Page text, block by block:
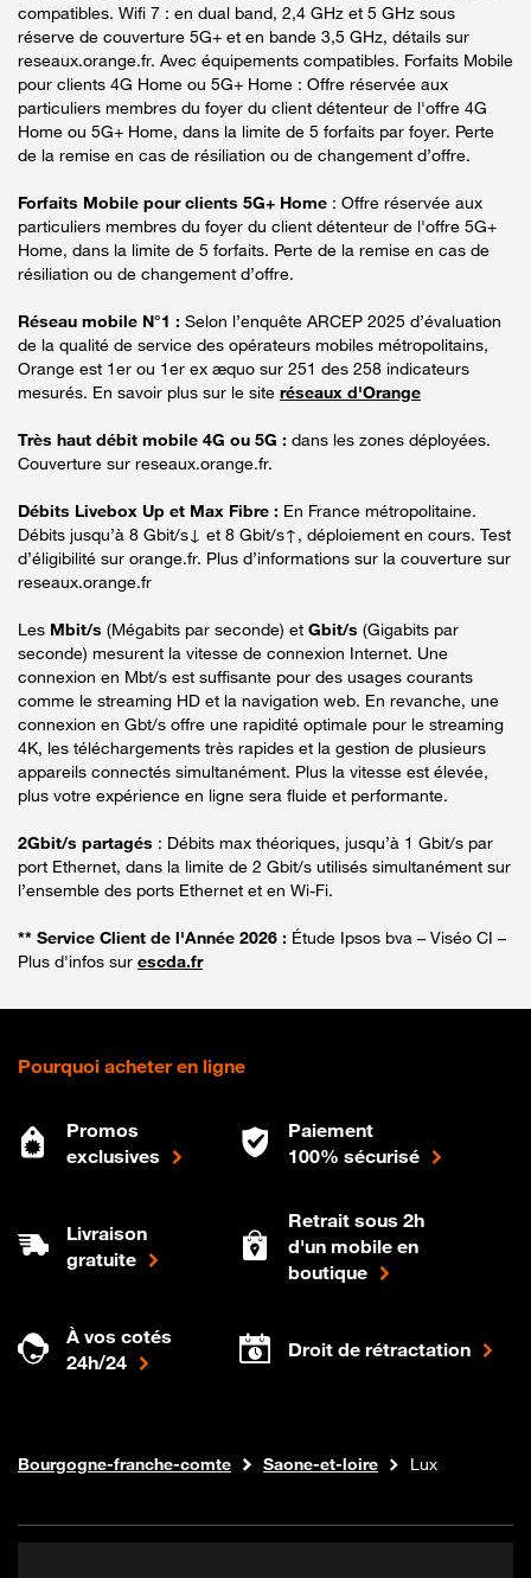
compatibles. Wifi 7 : en dual band, 2,4 GHz et 5 GHz sous
réserve de couverture 5G+ et en bande 3,5 GHz, détails sur
reseaux.orange.fr. Avec équipements compatibles. Forfaits Mobile
pour clients 4G Home ou 5G+ Home : Offre réservée aux
particuliers membres du foyer du client détenteur de l'offre 4G
Home ou 5G+ Home, dans la limite de 5 forfaits par foyer. Perte
de la remise en cas de résiliation ou de changement d’offre.
Forfaits Mobile pour clients 5G+ Home : Offre réservée aux
particuliers membres du foyer du client détenteur de l'offre 5G+
Home, dans la limite de 5 forfaits. Perte de la remise en cas de
résiliation ou de changement d’offre.
Réseau mobile N°1 : Selon l’enquête ARCEP 2025 d’évaluation
de la qualité de service des opérateurs mobiles métropolitains,
Orange est 1er ou 1er ex æquo sur 251 des 258 indicateurs
mesurés. En savoir plus sur le site réseaux d'Orange
Très haut débit mobile 4G ou 5G : dans les zones déployées.
Couverture sur reseaux.orange.fr.
Débits Livebox Up et Max Fibre : En France métropolitaine.
Débits jusqu’à 8 Gbit/s↓ et 8 Gbit/s↑, déploiement en cours. Test
d’éligibilité sur orange.fr. Plus d’informations sur la couverture sur
reseaux.orange.fr
Les Mbit/s (Mégabits par seconde) et Gbit/s (Gigabits par
seconde) mesurent la vitesse de connexion Internet. Une
connexion en Mbt/s est suffisante pour des usages courants
comme le streaming HD et la navigation web. En revanche, une
connexion en Gbt/s offre une rapidité optimale pour le streaming
4K, les téléchargements très rapides et la gestion de plusieurs
appareils connectés simultanément. Plus la vitesse est élevée,
plus votre expérience en ligne sera fluide et performante.
2Gbit/s partagés : Débits max théoriques, jusqu’à 1 Gbit/s par
port Ethernet, dans la limite de 2 Gbit/s utilisés simultanément sur
l’ensemble des ports Ethernet et en Wi-Fi.
** Service Client de l'Année 2026 : Étude Ipsos bva – Viséo CI –
Plus d'infos sur escda.fr
Pourquoi acheter en ligne
Promos
exclusives
Paiement
100% sécurisé
Livraison
gratuite
Retrait sous 2h
d'un mobile en
boutique
À vos cotés
24h/24
Droit de rétractation
Boutique Orange
Internet fibre
Bourgogne-franche-comte Saone-et-loire Lux